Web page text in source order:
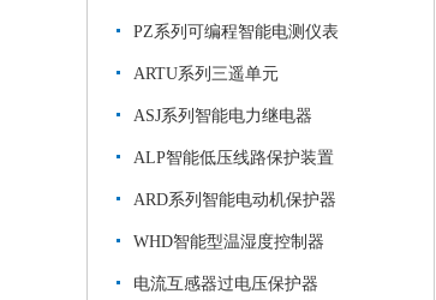
PZ系列可编程智能电测仪表
ARTU系列三遥单元
ASJ系列智能电力继电器
ALP智能低压线路保护装置
ARD系列智能电动机保护器
WHD智能型温湿度控制器
电流互感器过电压保护器